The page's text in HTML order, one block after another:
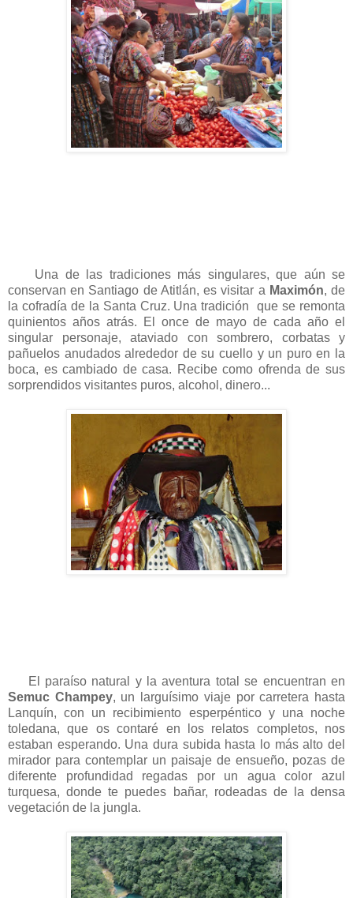
Una de las tradiciones más singulares, que aún se
conservan en Santiago de Atitlán, es visitar a Maximón, de
la cofradía de la Santa Cruz. Una tradición que se remonta
quinientos años atrás. El once de mayo de cada año el
singular personaje, ataviado con sombrero, corbatas y
pañuelos anudados alrededor de su cuello y un puro en la
boca, es cambiado de casa. Recibe como ofrenda de sus
sorprendidos visitantes puros, alcohol, dinero...
El paraíso natural y la aventura total se encuentran en
Semuc Champey, un larguísimo viaje por carretera hasta
Lanquín, con un recibimiento esperpéntico y una noche
toledana, que os contaré en los relatos completos, nos
estaban esperando. Una dura subida hasta lo más alto del
mirador para contemplar un paisaje de ensueño, pozas de
diferente profundidad regadas por un agua color azul
turquesa, donde te puedes bañar, rodeadas de la densa
vegetación de la jungla.